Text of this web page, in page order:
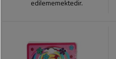
edilememektedir.